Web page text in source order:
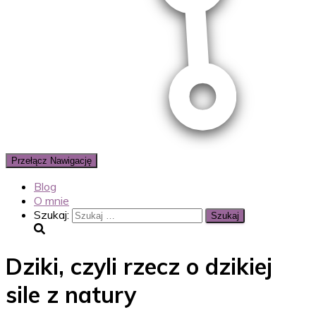
Przełącz Nawigację
Blog
O mnie
Szukaj:
Dziki, czyli rzecz o dzikiej
sile z natury